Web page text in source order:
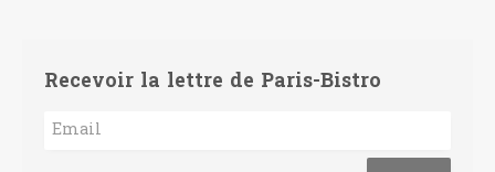
Recevoir la lettre de Paris-Bistro